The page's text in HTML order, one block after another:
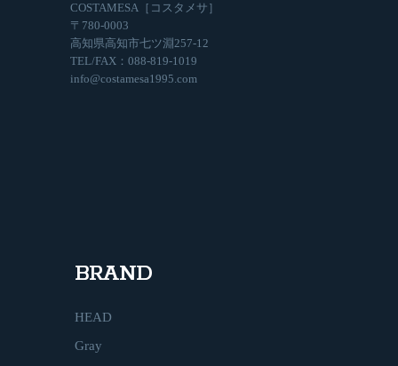
COSTAMESA［コスタメサ］
〒780-0003
高知県高知市七ツ淵257-12
TEL/FAX：088-819-1019
info@costamesa1995.com
BRAND
HEAD
Gray